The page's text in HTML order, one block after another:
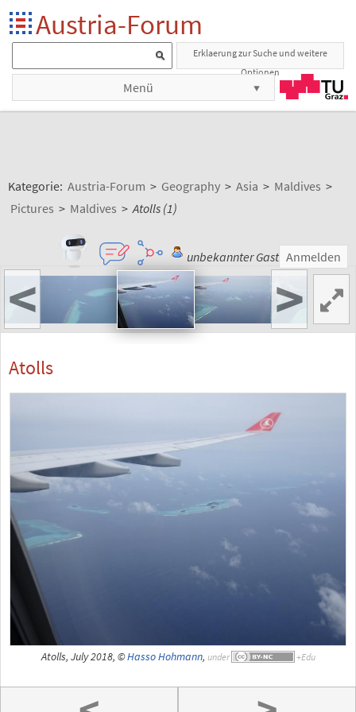
Austria-Forum
Erklaerung zur Suche und weitere
Optionen
Menü
Kategorie: Austria-Forum > Geography > Asia > Maldives >
Pictures > Maldives > Atolls (1)
unbekannter Gast Anmelden
< >
Atolls
Atolls, July 2018, ©Hasso Hohmann, under